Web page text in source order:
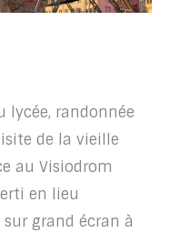
lycée, randonnée
de la vieille
au Visiodrom
en lieu
grand écran à